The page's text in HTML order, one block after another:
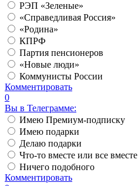
РЭП «Зеленые»
«Справедливая Россия»
«Родина»
КПРФ
Партия пенсионеров
«Новые люди»
Коммунисты России
Комментировать
0
Вы в Телеграмме:
Имею Премиум-подписку
Имею подарки
Делаю подарки
Что-то вместе или все вместе
Ничего подобного
Комментировать